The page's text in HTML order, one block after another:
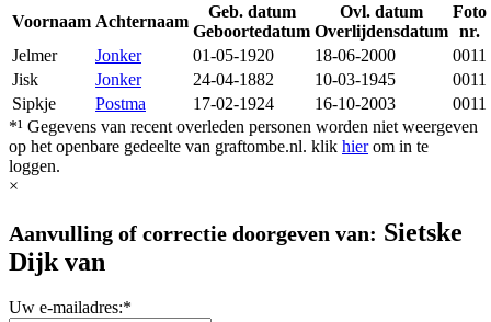
Voornaam Achternaam
Geb. datum
Geboortedatum
Ovl. datum
Overlijdensdatum
Foto
nr.
Jelmer
Jonker 01-05-1920 18-06-2000
0011
Jisk
Jonker 24-04-1882 10-03-1945
0011
Sipkje
Postma 17-02-1924 16-10-2003
0011
*¹ Gegevens van recent overleden personen worden niet weergeven
op het openbare gedeelte van graftombe.nl. klik hierom in te
loggen.
×
Aanvulling of correctie doorgeven van: Sietske
Dijk van
Uw e-mailadres:*